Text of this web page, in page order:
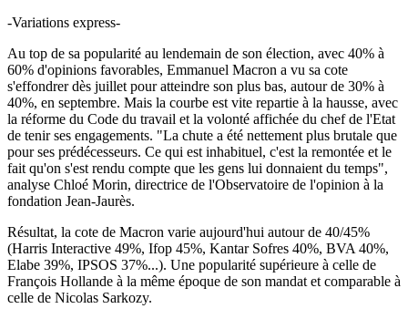
-Variations express-
Au top de sa popularité au lendemain de son élection, avec 40% à
60% d'opinions favorables, Emmanuel Macron a vu sa cote
s'effondrer dès juillet pour atteindre son plus bas, autour de 30% à
40%, en septembre. Mais la courbe est vite repartie à la hausse, avec
la réforme du Code du travail et la volonté affichée du chef de l'Etat
de tenir ses engagements. "La chute a été nettement plus brutale que
pour ses prédécesseurs. Ce qui est inhabituel, c'est la remontée et le
fait qu'on s'est rendu compte que les gens lui donnaient du temps",
analyse Chloé Morin, directrice de l'Observatoire de l'opinion à la
fondation Jean-Jaurès.
Résultat, la cote de Macron varie aujourd'hui autour de 40/45%
(Harris Interactive 49%, Ifop 45%, Kantar Sofres 40%, BVA 40%,
Elabe 39%, IPSOS 37%...). Une popularité supérieure à celle de
François Hollande à la même époque de son mandat et comparable à
celle de Nicolas Sarkozy.